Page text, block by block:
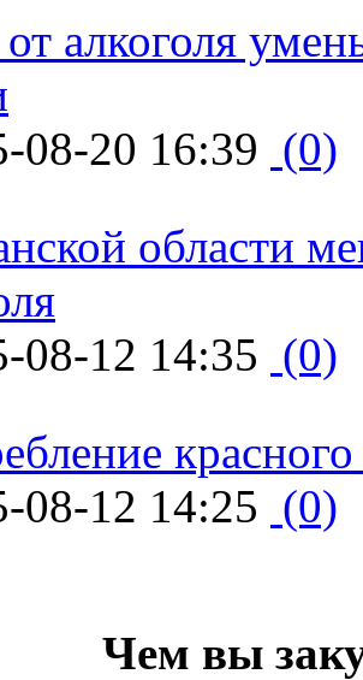
алкоголя
08-20 16:39 (0)
области
08-12 14:35 (0)
08-12 14:25 (0)
Чем вы